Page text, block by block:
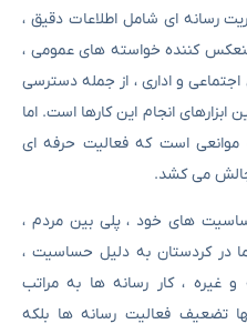
رسانه ای شامل اطلاعات دقیق ،
کننده خواسته های عمومی ،
و اداری ، از جمله دسترسی
ابزارهای انجام این کارها است. اما
است که فعالیت حرفه ای
چالش می کشد.
های خود ، پلی بین مردم ،
در کردستان به دلیل حساسیت ،
غیره ، کار رسانه ها به مراتب
تضعیف فعالیت رسانه ها بلکه